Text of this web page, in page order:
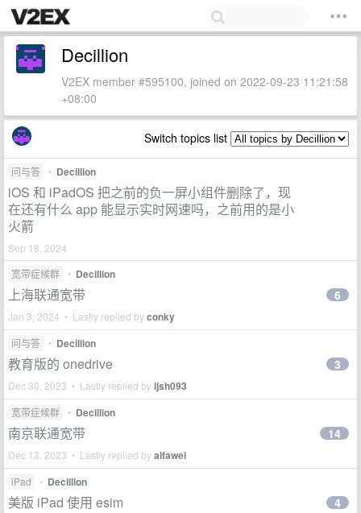
Decillion
V2EX member #595100, joined on 2022-09-23 11:21:58
+08:00
Switch topics list
问与答 • Decillion
iOS 和 iPadOS 把之前的负一屏小组件删除了，现
在还有什么 app 能显示实时网速吗，之前用的是小
火箭
Sep 18, 2024
宽带症候群
• Decillion
上海联通宽带
Jan 3, 2024 • Lastly replied byconky
6
问与答 • Decillion
教育版的 onedrive
Dec 30, 2023 • Lastly replied byljsh093
3
宽带症候群 • Decillion
南京联通宽带
Dec 13, 2023 • Lastly replied byalfawei
14
iPad • Decillion
美版 iPad 使用 esim 4